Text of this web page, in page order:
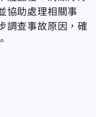
協助處理相關事
調查事故原因，確